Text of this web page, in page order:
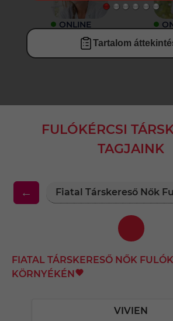
ONLINE
Tartalom
FULÓKÉRCSI
TAGJAINK
← Fiatal Társkereső Nők
FIATAL TÁRSKERESŐ NŐK
KÖRNYÉKÉN
VIVIEN